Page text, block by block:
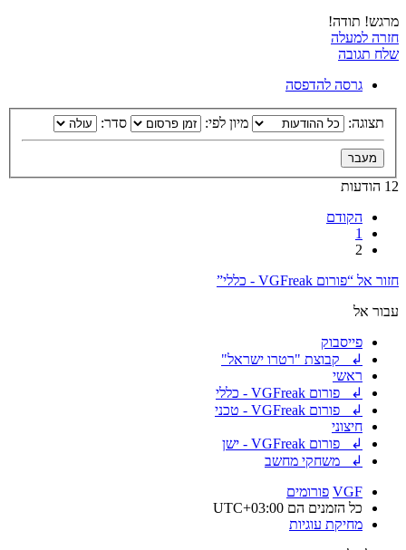
מרגש! תודה!
חזרה למעלה
שלח תגובה
גרסה להדפסה
תצוגה: מיון לפי: סדר:
12 הודעות
הקודם
1
2
חזור אל “פורום VGFreak - כללי”
עבור אל
פייסבוק
↲ קבוצת "רטרו ישראל"
ראשי
↲ פורום VGFreak - כללי
↲ פורום VGFreak - טכני
חיצוני
↲ פורום VGFreak - ישן
↲ משחקי מחשב
VGF פורומים
כל הזמנים הם UTC+03:00
מחיקת עוגיות